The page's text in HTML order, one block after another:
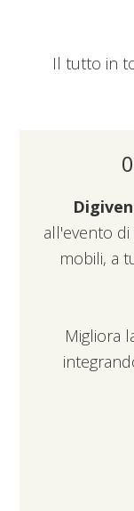
Il tutto in
all'evento
mobili, a
Migliora